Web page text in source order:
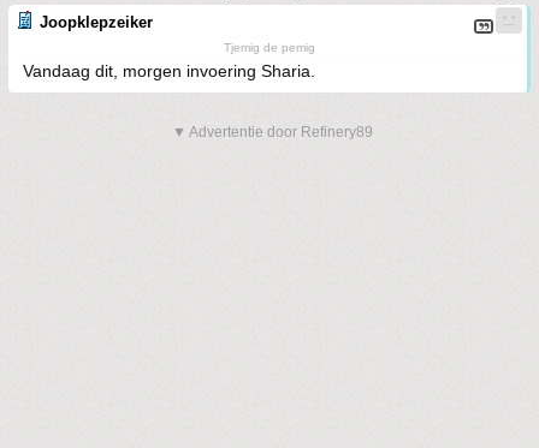
Joopklepzeiker
Tjemig de pemig
Vandaag dit, morgen invoering Sharia.
▼ Advertentie door Refinery89